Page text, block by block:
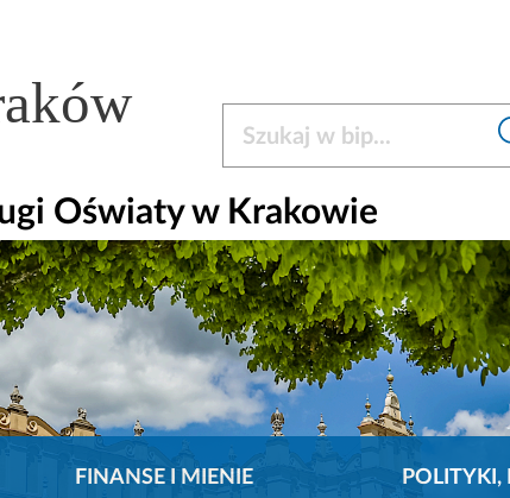
Oświaty w Krakowie
FINANSE I MIENIE POLITYKI,